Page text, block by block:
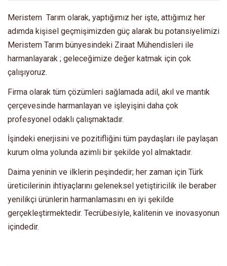
Meristem Tarım olarak, yaptığımız her işte, attığımız her
adımda kişisel geçmişimizden güç alarak bu potansiyelimizi
Meristem Tarım bünyesindeki Ziraat Mühendisleri ile
harmanlayarak ; geleceğimize değer katmak için çok
çalışıyoruz.
Firma olarak tüm çözümleri sağlamada adil, akıl ve mantık
çerçevesinde harmanlayan ve işleyişini daha çok
profesyonel odaklı çalışmaktadır.
İşindeki enerjisini ve pozitifliğini tüm paydaşları ile paylaşan
kurum olma yolunda azimli bir şekilde yol almaktadır.
Daima yeninin ve ilklerin peşindedir; her zaman için Türk
üreticilerinin ihtiyaçlarını geleneksel yetiştiricilik ile beraber
yenilikçi ürünlerin harmanlamasını en iyi şekilde
gerçekleştirmektedir. Tecrübesiyle, kalitenin ve inovasyonun
içindedir.